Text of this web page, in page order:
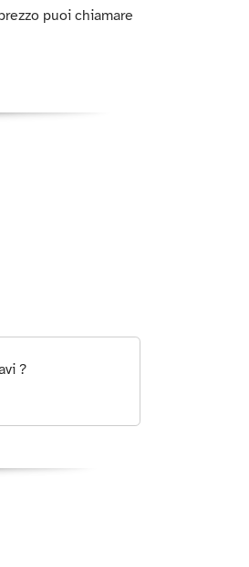
puoi chiamare
?